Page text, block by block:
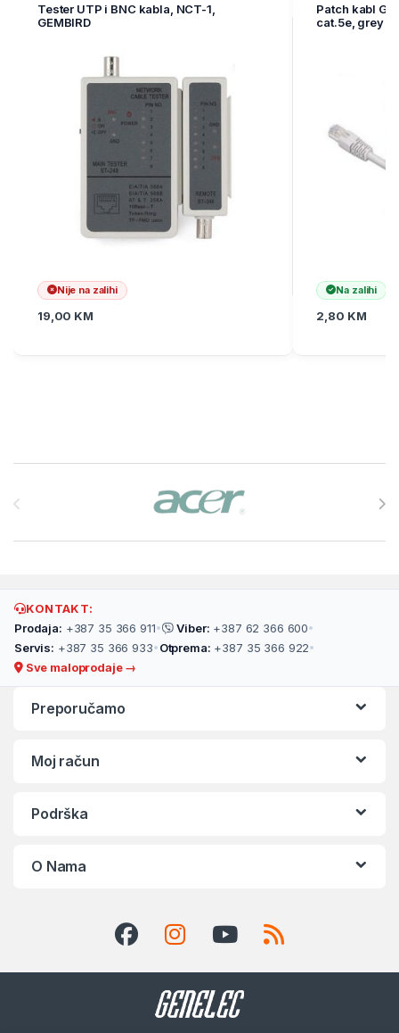
Tester UTP i BNC kabla, NCT-1,
GEMBIRD
Nije na zalihi
19,00 KM
Patch kabl
cat.5e, grey
Na zalihi
2,80 KM
KONTAKT:
Prodaja: +387 35 366 911• Viber: +387 62 366 600•
Servis: +387 35 366 933• Otprema: +387 35 366 922•
Sve maloprodaje →
Preporučamo
Moj račun
Podrška
O Nama